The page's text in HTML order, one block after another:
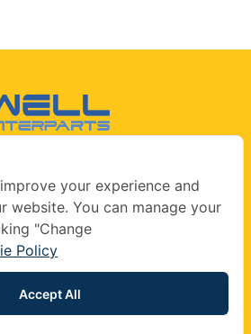
8841|+(66) 02360 8841- 2
wellinterparts
your experience and
website. You can manage your
"Change
Policy
Accept All